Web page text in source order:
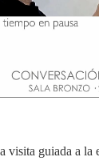
visita guiada a la